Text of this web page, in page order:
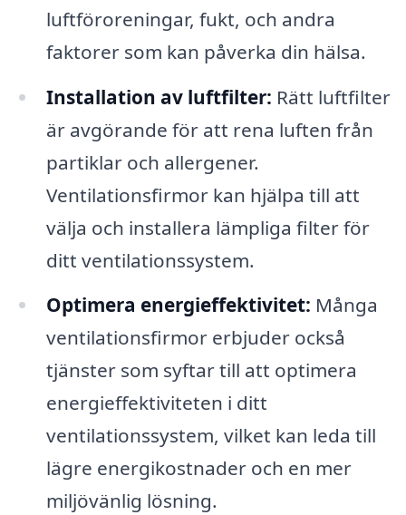
luftföroreningar, fukt, och andra
faktorer som kan påverka din hälsa.
Installation av luftfilter: Rätt luftfilter
är avgörande för att rena luften från
partiklar och allergener.
Ventilationsfirmor kan hjälpa till att
välja och installera lämpliga filter för
ditt ventilationssystem.
Optimera energieffektivitet: Många
ventilationsfirmor erbjuder också
tjänster som syftar till att optimera
energieffektiviteten i ditt
ventilationssystem, vilket kan leda till
lägre energikostnader och en mer
miljövänlig lösning.